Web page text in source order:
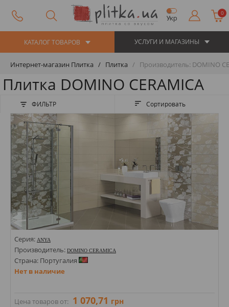
Укр
0
КАТАЛОГ ТОВАРОВ УСЛУГИ И МАГАЗИНЫ
Интернет-магазин Плитка Плитка Производитель: DOMINO
Плитка DOMINO CERAMICA
ФИЛЬТР Сортировать
Серия: ANYA
Производитель: DOMINO CERAMICA
Страна: Португалия
Нет в наличие
Цена товаров от: 1 070,71 грн